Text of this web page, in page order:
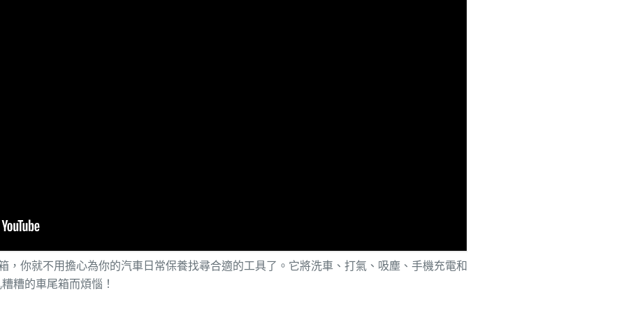
，你就不用擔心為你的汽車日常保養找尋合適的工具了。它將洗車、打氣、吸塵、手機充電和
糟的車尾箱而煩惱！